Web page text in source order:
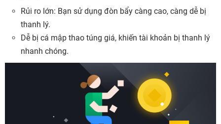
Rủi ro lớn: Bạn sử dụng đòn bẩy càng cao, càng dễ bị
thanh lý.
Dễ bị cá mập thao túng giá, khiến tài khoản bị thanh lý
nhanh chóng.